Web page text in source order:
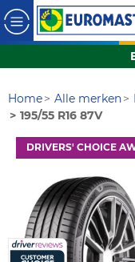
Home Alle merken
195/55 R16 87V
DRIVERS' CHOICE